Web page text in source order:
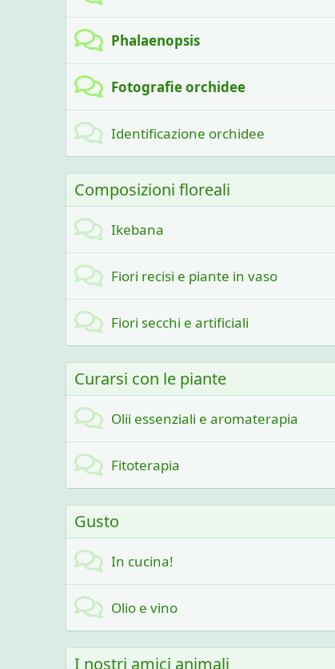
Phalaenopsis
Fotografie orchidee
Identificazione orchidee
Composizioni floreali
Ikebana
Fiori recisi e piante in vaso
Fiori secchi e artificiali
Curarsi con le piante
Olii essenziali e aromaterapia
Fitoterapia
Gusto
In cucina!
Olio e vino
I nostri amici animali